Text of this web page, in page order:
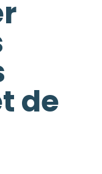
de